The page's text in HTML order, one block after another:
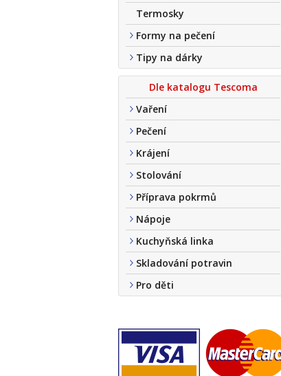
Termosky
Formy na pečení
Tipy na dárky
Dle katalogu Tescoma
Vaření
Pečení
Krájení
Stolování
Příprava pokrmů
Nápoje
Kuchyňská linka
Skladování potravin
Pro děti